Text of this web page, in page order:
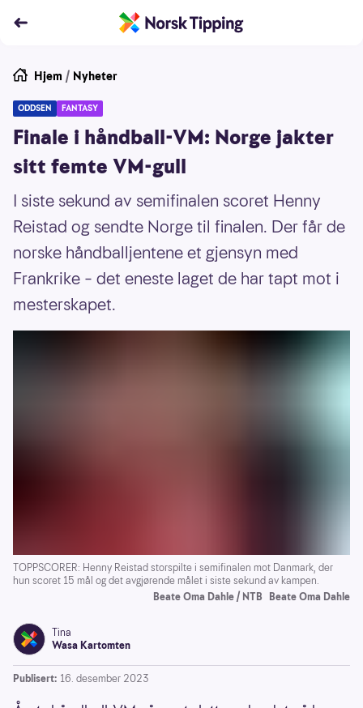
Hjem / Nyheter
ODDSEN FANTASY
Finale i håndball-VM: Norge jakter
sitt femte VM-gull
I siste sekund av semifinalen scoret Henny
Reistad og sendte Norge til finalen. Der får de
norske håndballjentene et gjensyn med
Frankrike – det eneste laget de har tapt mot i
mesterskapet.
TOPPSCORER: Henny Reistad storspilte i semifinalen mot Danmark, der
hun scoret 15 mål og det avgjørende målet i siste sekund av kampen.
Beate Oma Dahle / NTB Beate Oma Dahle
Tina
Wasa Kartomten
Publisert: 16. desember 2023